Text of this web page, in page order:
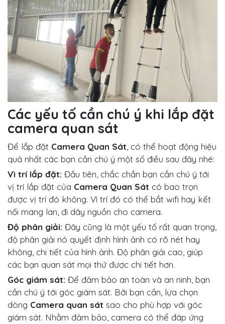
Các yếu tố cần chú ý khi lắp đặt
camera quan sát
Để lắp đặt Camera Quan Sát , có thể hoạt động hiệu
quả nhất các bạn cần chú ý một số điều sau đây nhé:
Vì trí lắp đặt: Đầu tiên, chắc chắn bạn cần chú ý tới
vị trí lắp đặt của Camera Quan Sát có bao trọn
được vị trí đó không. Vì trí đó có thể bắt wifi hay kết
nối mang lan, đi dây nguồn cho camera.
Độ phân giải: Đây cũng là một yếu tố rất quan trọng,
độ phân giải nó quyết định hình ảnh có rõ nét hay
không, chi tiết của hình ảnh. Độ phân giải cao, giúp
các bạn quan sát mọi thứ được chi tiết hơn.
Góc giám sát: Để đảm bảo an toàn và an ninh, bạn
cần chú ý tới góc giám sát. Bởi bạn cần, lựa chọn
dòng Camera quan sát sao cho phù hợp với góc
giám sát. Nhằm đảm bảo, camera có thể đáp ứng